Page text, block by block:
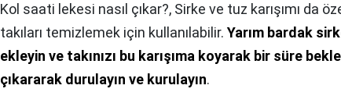
Kol saati lekesi nasıl çıkar?, Sirke ve tuz karışımı da
takıları temizlemek için kullanılabilir. Yarım bardak
ekleyin ve takınızı bu karışıma koyarak bir süre
çıkararak durulayın ve kurulayın.